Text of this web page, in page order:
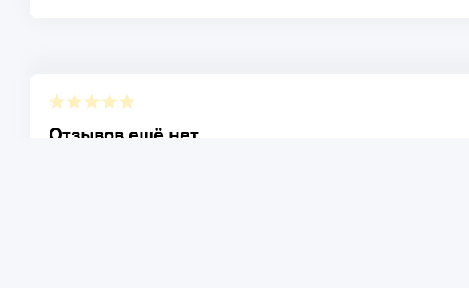
Отзывов ещё нет.